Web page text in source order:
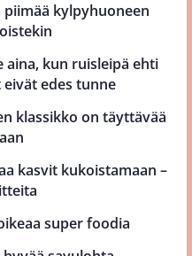
piimää kylpyhuoneen
kun ruisleipä ehti
edes tunne
klassikko on täyttävää
kasvit kukoistamaan –
super foodia